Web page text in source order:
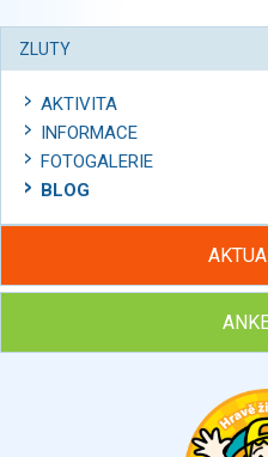
ZLUTY
AKTIVITA
INFORMACE
FOTOGALERIE
BLOG
Hubněte s podporou lektorky
Chcete poradit s hubnutím?